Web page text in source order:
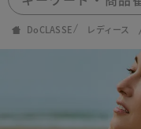
DoCLASSE レディース